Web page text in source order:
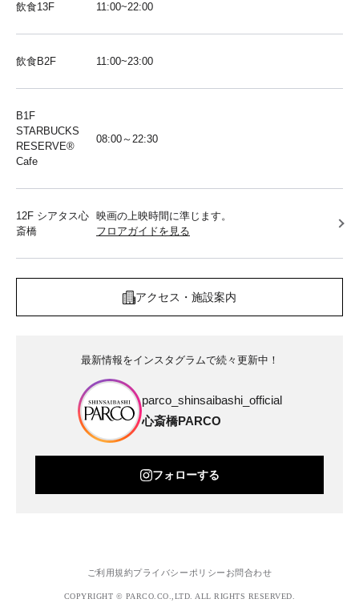
飲食13F 11:00~22:00
飲食B2F 11:00~23:00
B1F
STARBUCKS
RESERVE®︎
Cafe
08:00～22:30
12F シアタス心
斎橋
映画の上映時間に準じます。
フロアガイドを見る
アクセス・施設案内
最新情報をインスタグラムで続々更新中！
parco_shinsaibashi_official
心斎橋PARCO
フォローする
ご利用規約プライバシーポリシー お問合わせ
COPYRIGHT © PARCO.CO.,LTD. ALL RIGHTS RESERVED.